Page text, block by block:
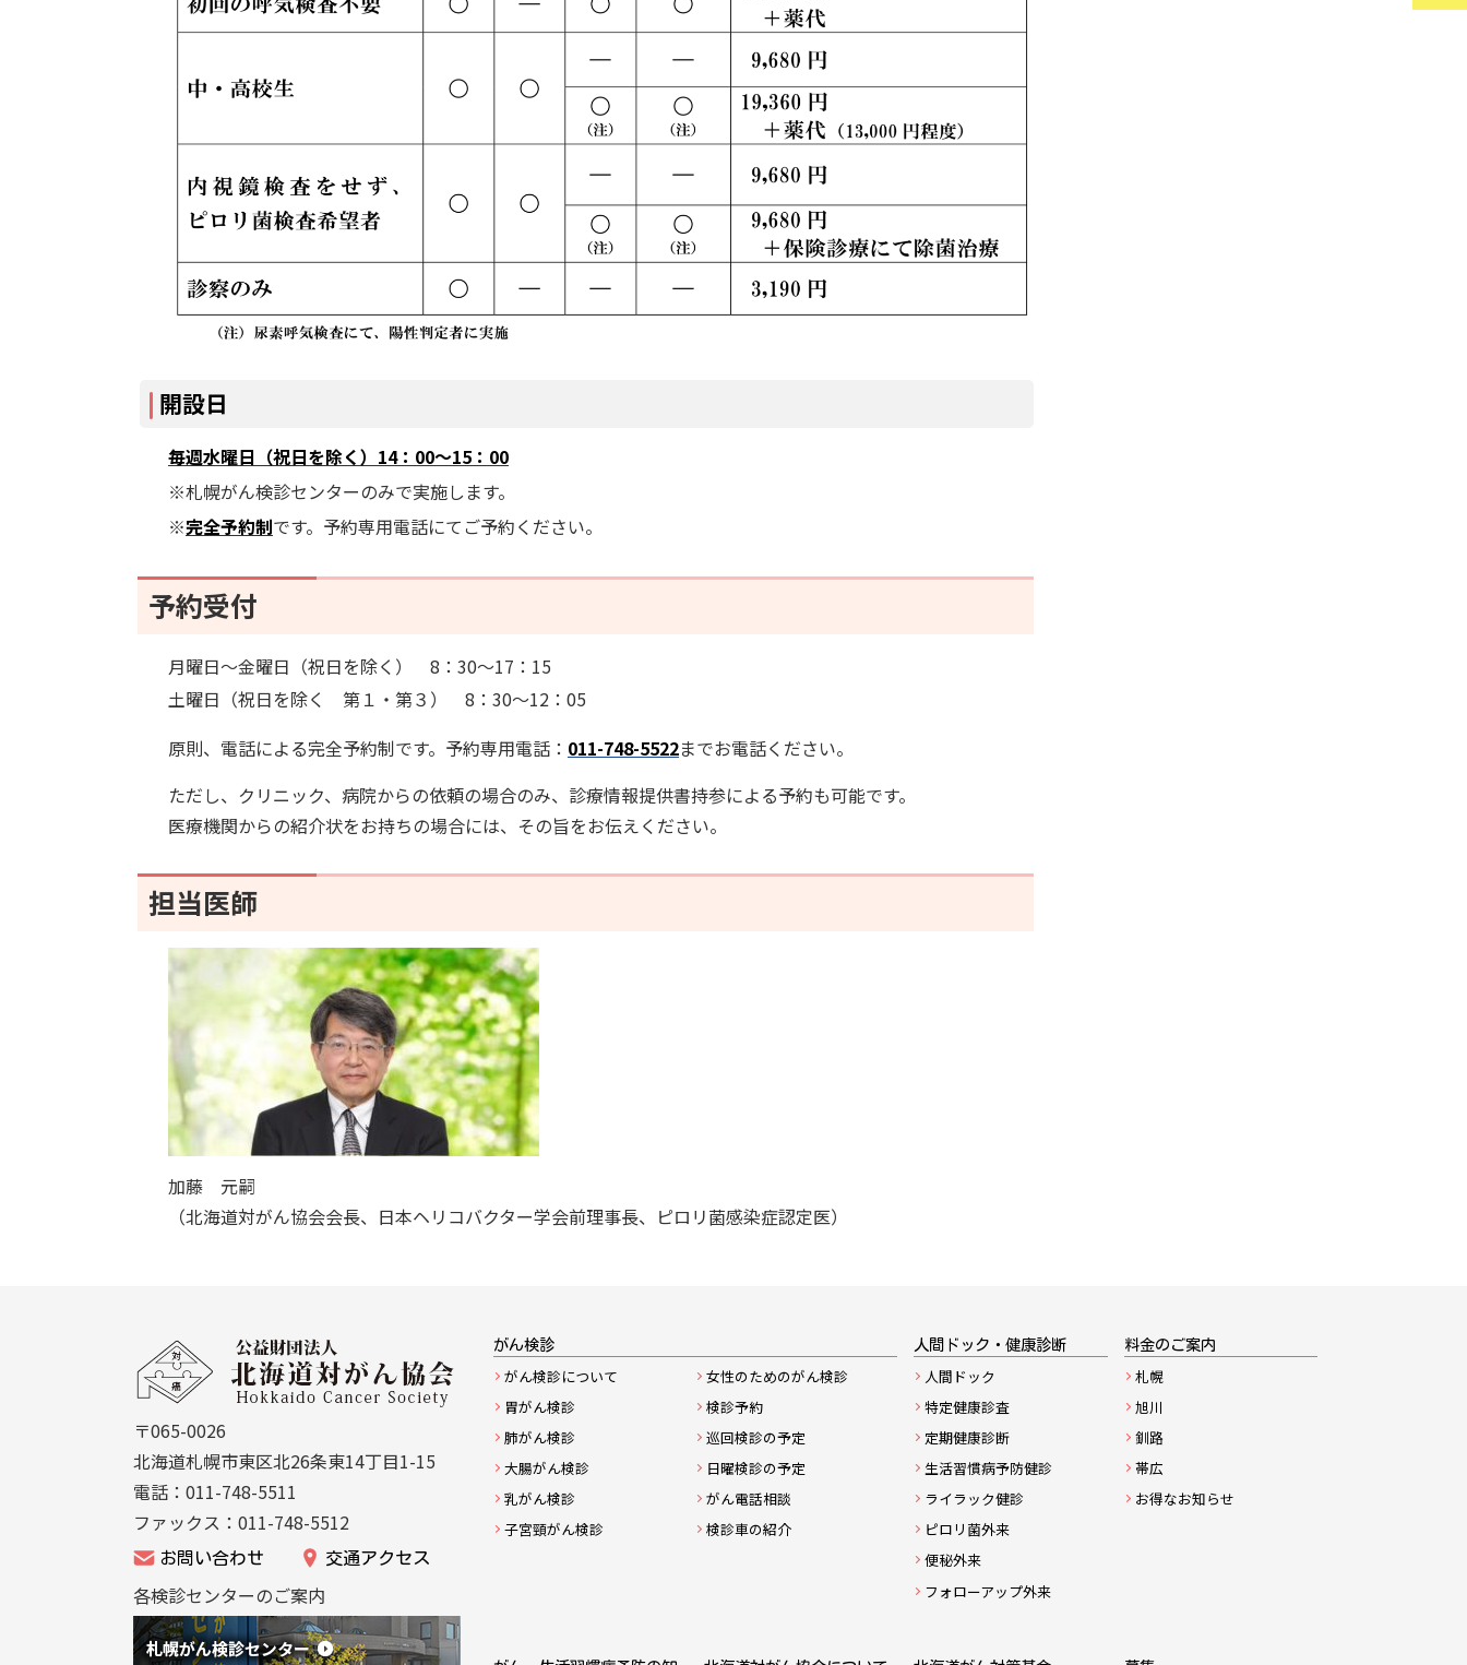
開設日
毎週水曜日（祝日を除く） 14：00～15：00
※札幌がん検診センターのみで実施します。
※完全予約制です。予約専用電話にてご予約ください。
予約受付
月曜日～金曜日（祝日を除く） 8：30～17：15
土曜日（祝日を除く 第１・第３） 8：30～12：05
原則、電話による完全予約制です。予約専用電話： 011-748-5522までお電話ください。
ただし、クリニック、病院からの依頼の場合のみ、診療情報提供書持参による予約も可能です。
医療機関からの紹介状をお持ちの場合には、その旨をお伝えください。
担当医師
加藤 元嗣
（北海道対がん協会会長、日本ヘリコバクター学会前理事長、ピロリ菌感染症認定医）
サ
イ
ト
マ
ッ
がん検診
がん検診について
胃がん検診
肺がん検診
大腸がん検診
乳がん検診
子宮頸がん検診
女性のためのがん検診
検診予約
巡回検診の予定
日曜検診の予定
がん電話相談
検診車の紹介
人間ドック・健康診断
人間ドック
特定健康診査
定期健康診断
生活習慣病予防健診
ライラック健診
ピロリ菌外来
便秘外来
フォローアップ外来
料金のご案内
札幌
旭川
釧路
帯広
お得なお知らせ
〒065-0026
北海道札幌市東区北26条東14丁目1-15
電話：011-748-5511
ファックス：011-748-5512
お問い合わせ 交通アクセス
各検診センターのご案内